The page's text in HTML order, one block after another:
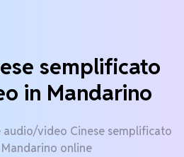
semplificato
in Mandarino
video Cinese semplificato
online